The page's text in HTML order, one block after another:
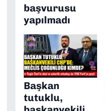
başvurusu
yapılmadı
Başkan
tutuklu,